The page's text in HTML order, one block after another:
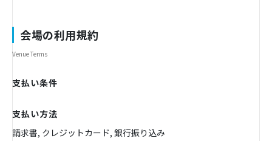
会場の利用規約
Venue Terms
支払い条件
支払い方法
請求書, クレジットカード, 銀行振り込み